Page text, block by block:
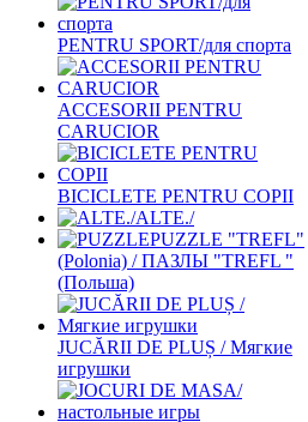
PENTRU SPORT/для спорта
ACCESORII PENTRU
CARUCIOR
BICICLETE PENTRU COPII
ALTE./
PUZZLE "TREFL"
(Polonia) / ПАЗЛЫ "TREFL "
(Польша)
JUCĂRII DE PLUȘ / Мягкие
игрушки